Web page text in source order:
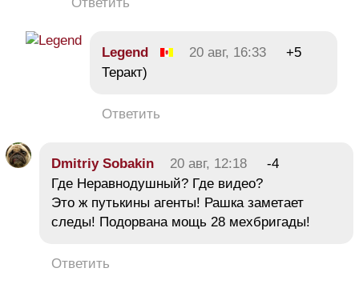
Legend 20 авг, 16:33
+5
Теракт)
Ответить
Dmitriy Sobakin 20 авг, 12:18
-4
Где Неравнодушный? Где видео?
Это ж путькины агенты! Рашка заметает
следы! Подорвана мощь 28 мехбригады!
Ответить